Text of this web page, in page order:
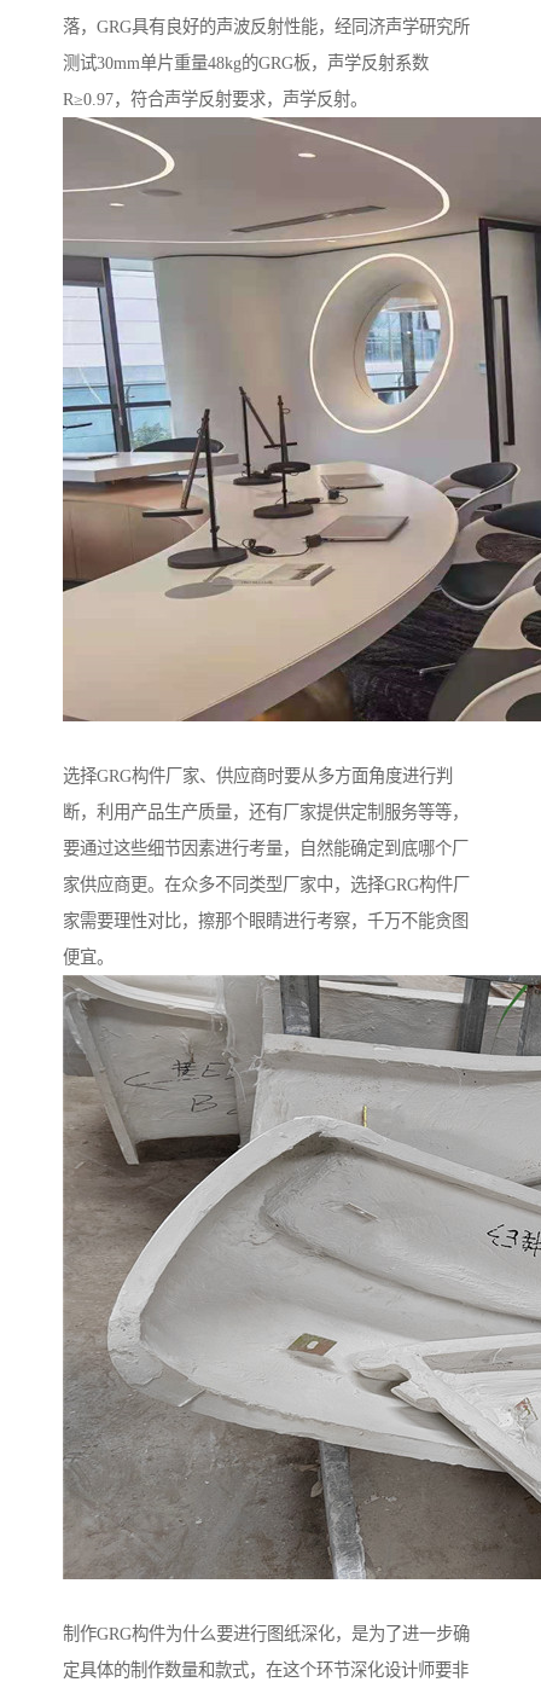
落，GRG具有良好的声波反射性能，经同济声学研究所
测试30mm单片重量48kg的GRG板，声学反射系数
R≥0.97，符合声学反射要求，声学反射。
选择GRG构件厂家、供应商时要从多方面角度进行判
断，利用产品生产质量，还有厂家提供定制服务等等，
要通过这些细节因素进行考量，自然能确定到底哪个厂
家供应商更。在众多不同类型厂家中，选择GRG构件厂
家需要理性对比，擦那个眼睛进行考察，千万不能贪图
便宜。
制作GRG构件为什么要进行图纸深化，是为了进一步确
定具体的制作数量和款式，在这个环节深化设计师要非